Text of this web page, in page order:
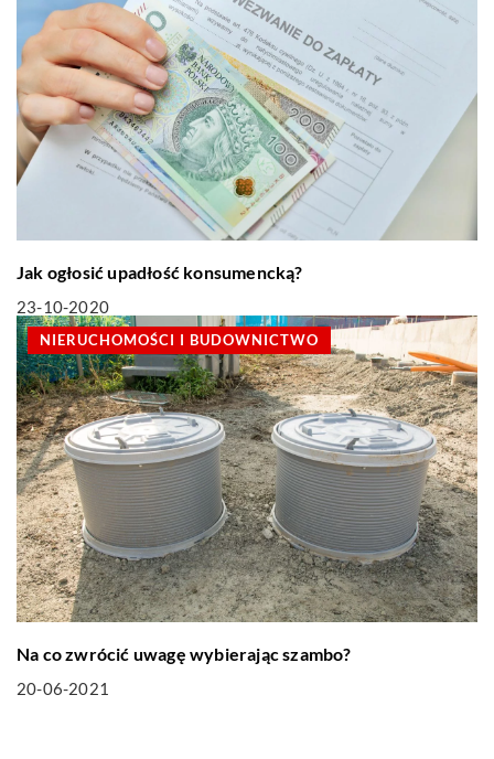
Jak ogłosić upadłość konsumencką?
23-10-2020
NIERUCHOMOŚCI I BUDOWNICTWO
Na co zwrócić uwagę wybierając szambo?
20-06-2021